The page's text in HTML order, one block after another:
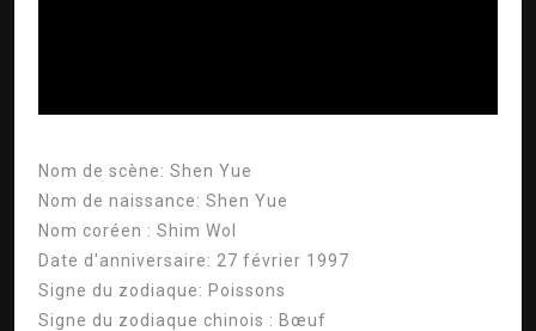
Nom de scène: Shen Yue
Nom de naissance: Shen Yue
Nom coréen : Shim Wol
Date d'anniversaire: 27 février 1997
Signe du zodiaque: Poissons
Signe du zodiaque chinois : Bœuf